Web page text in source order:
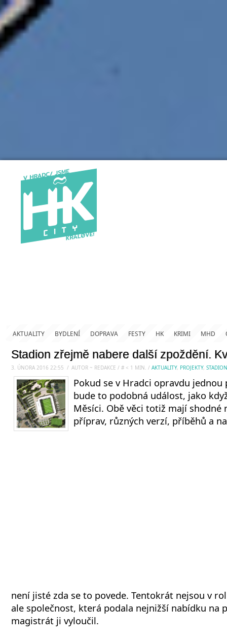
AKTUALITY BYDLENÍ DOPRAVA FESTY HK KRIMI MHD
Stadion zřejmě nabere další zpoždění.
3. ÚNORA 2016 22:55 / AUTOR ~ REDAKCE / # < 1 MIN. / AKTUALITY, PROJEKTY,
Pokud se v Hradci opravdu
bude to podobná událost, jako
Měsíci. Obě věci totiž mají shodné
příprav, různých verzí, příběhů a
není jisté zda se to povede. Tentokrát nejsou v
ale společnost, která podala nejnižší nabídku na
magistrát ji vyloučil.